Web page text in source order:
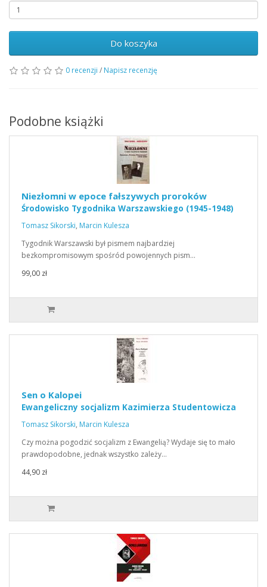
Do koszyka
0 recenzji / Napisz recenzję
Podobne książki
Niezłomni w epoce fałszywych proroków
Środowisko Tygodnika Warszawskiego (1945-1948)
Tomasz Sikorski, Marcin Kulesza
Tygodnik Warszawski był pismem najbardziej
bezkompromisowym spośród powojennych pism…
99,00 zł
Sen o Kalopei
Ewangeliczny socjalizm Kazimierza Studentowicza
Tomasz Sikorski, Marcin Kulesza
Czy można pogodzić socjalizm z Ewangelią? Wydaje się to mało
prawdopodobne, jednak wszystko zależy…
44,90 zł